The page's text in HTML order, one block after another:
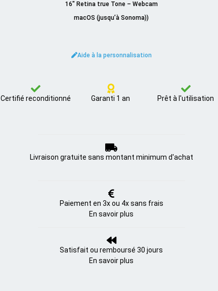
16″ Retina true Tone – Webcam
macOS (jusqu’à Sonoma))
Aide à la personnalisation
Certifié reconditionné Garanti 1 an Prêt à l'utilisation
Livraison gratuite sans montant minimum d'achat
Paiement en 3x ou 4x sans frais
En savoir plus
Satisfait ou remboursé 30 jours
En savoir plus